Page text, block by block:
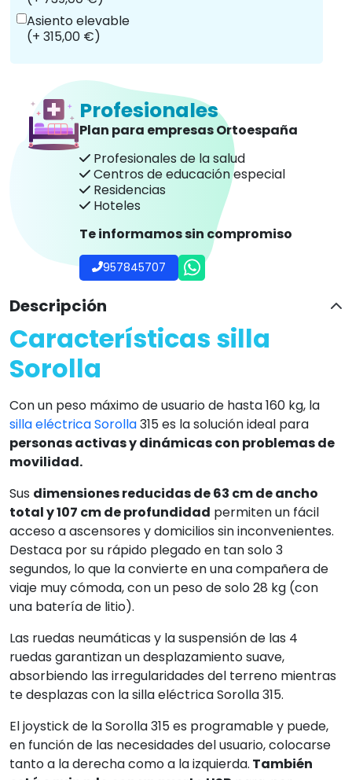
Asiento elevable
(+ 315,00 €)
Profesionales
Plan para empresas Ortoespaña
Profesionales de la salud
Centros de educación especial
Residencias
Hoteles
Te informamos sin compromiso
957845707
Descripción
Características silla
Sorolla
Con un peso máximo de usuario de hasta 160 kg, la
silla eléctrica Sorolla315 es la solución ideal para
personas activas y dinámicas con problemas de
movilidad.
Sus dimensiones reducidas de 63 cm de ancho
total y 107 cm de profundidad permiten un fácil
acceso a ascensores y domicilios sin inconvenientes.
Destaca por su rápido plegado en tan solo 3
segundos, lo que la convierte en una compañera de
viaje muy cómoda, con un peso de solo 28 kg (con
una batería de litio).
Las ruedas neumáticas y la suspensión de las 4
ruedas garantizan un desplazamiento suave,
absorbiendo las irregularidades del terreno mientras
te desplazas con la silla eléctrica Sorolla 315.
El joystick de la Sorolla 315 es programable y puede,
en función de las necesidades del usuario, colocarse
tanto a la derecha como a la izquierda. También